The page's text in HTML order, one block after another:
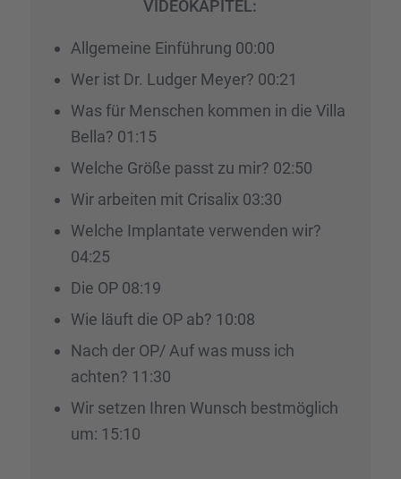
VIDEOKAPITEL:
Allge­meine Einfüh­rung 00:00
Wer ist Dr. Ludger Meyer? 00:21
Was für Menschen kommen in die Villa
Bella? 01:15
Welche Größe passt zu mir? 02:50
Wir arbei­ten mit Crisa­lix 03:30
Welche Implan­tate verwen­den wir?
04:25
Die OP 08:19
Wie läuft die OP ab? 10:08
Nach der OP/ Auf was muss ich
achten? 11:30
Wir setzen Ihren Wunsch bestmög­lich
um: 15:10